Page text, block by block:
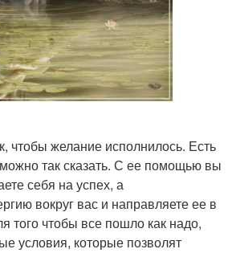
чтобы желание исполнилось. Есть
так сказать. С ее помощью вы
себя на успех, а
вокруг вас и направляете ее в
того чтобы все пошло как надо,
условия, которые позволят